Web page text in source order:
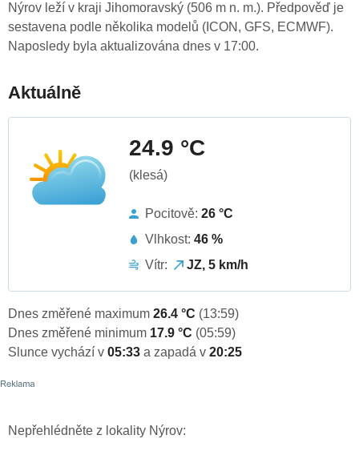
Nýrov leží v kraji Jihomoravský (506 m n. m.). Předpověď je
sestavena podle několika modelů (ICON, GFS, ECMWF).
Naposledy byla aktualizována dnes v 17:00.
Aktuálně
24.9 °C
(klesá)
Pocitově: 26 °C
Vlhkost: 46 %
Vítr:
JZ, 5 km/h
Dnes změřené maximum 26.4 °C (13:59)
Dnes změřené minimum 17.9 °C (05:59)
Slunce vychází v 05:33 a zapadá v 20:25
Nepřehlédněte z lokality Nýrov: